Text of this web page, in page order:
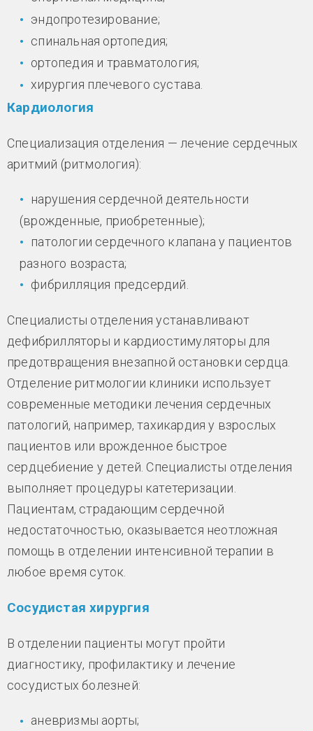
эндопротезирование;
спинальная ортопедия;
ортопедия и травматология;
хирургия плечевого сустава.
Кардиология
Специализация отделения — лечение сердечных
аритмий (ритмология):
нарушения сердечной деятельности
(врожденные, приобретенные);
патологии сердечного клапана у пациентов
разного возраста;
фибрилляция предсердий.
Специалисты отделения устанавливают
дефибрилляторы и кардиостимуляторы для
предотвращения внезапной остановки сердца.
Отделение ритмологии клиники использует
современные методики лечения сердечных
патологий, например, тахикардия у взрослых
пациентов или врожденное быстрое
сердцебиение у детей. Специалисты отделения
выполняет процедуры катетеризации.
Пациентам, страдающим сердечной
недостаточностью, оказывается неотложная
помощь в отделении интенсивной терапии в
любое время суток.
Сосудистая хирургия
В отделении пациенты могут пройти
диагностику, профилактику и лечение
сосудистых болезней:
аневризмы аорты;